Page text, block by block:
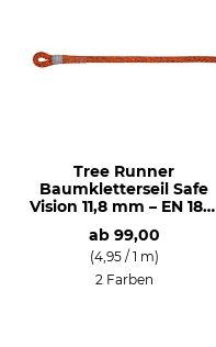
Tree Runner
Baumkletterseil Safe
Vision 11,8 mm – EN 1891
ab 99,00
(4,95 / 1 m)
2 Farben